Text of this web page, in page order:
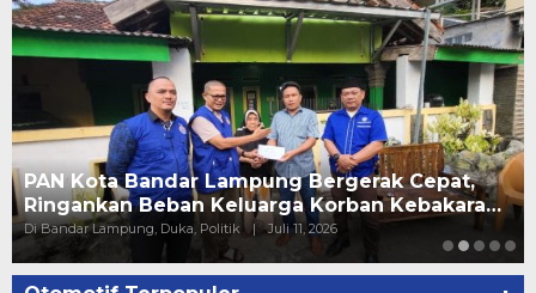
PAN Kota Bandar Lampung Bergerak Cepat,
Ringankan Beban Keluarga Korban Kebakara…
Di Bandar Lampung, Duka, Politik | Juli 11, 2026